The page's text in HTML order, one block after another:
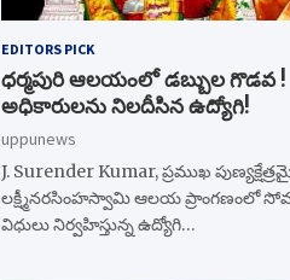
EDITORS PICK
ధర్మపురి ఆలయంలో డబ్బుల గొడవ !
అధికారులను నిలదీసిన ఉద్యోగి!
uppunews
J. Surender Kumar, ప్రముఖ
లక్ష్మీనరసింహస్వామి ఆలయ ప్రాంగణంలో
విధులు నిర్వహిస్తున్న ఉద్యోగి…